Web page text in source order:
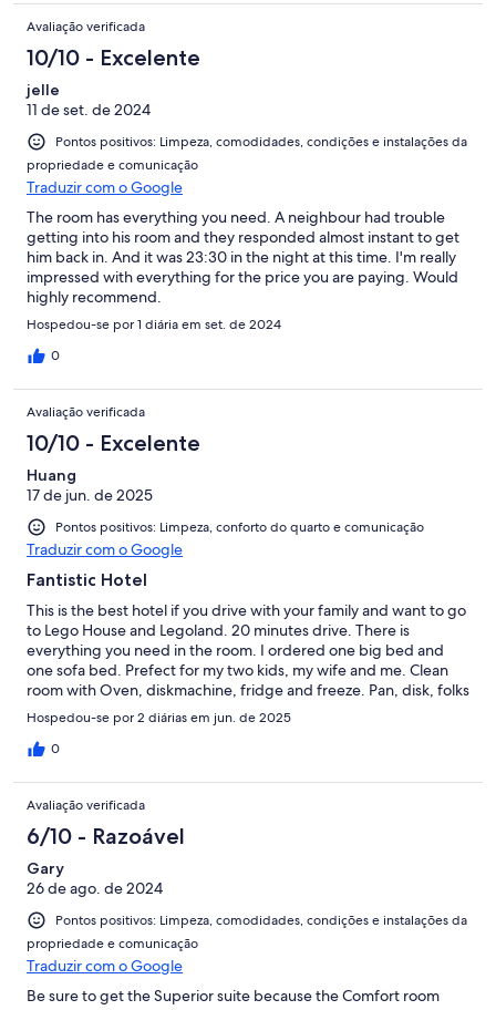
Avaliação verificada
10/10 - Excelente
jelle
11 de set. de 2024
Pontos positivos: Limpeza, comodidades, condições e instalações da
propriedade e comunicação
Traduzir com o Google
The room has everything you need. A neighbour had trouble
getting into his room and they responded almost instant to get
him back in. And it was 23:30 in the night at this time. I'm really
impressed with everything for the price you are paying. Would
highly recommend.
Hospedou-se por 1 diária em set. de 2024
0
Avaliação verificada
10/10 - Excelente
Huang
17 de jun. de 2025
Pontos positivos: Limpeza, conforto do quarto e comunicação
Traduzir com o Google
Fantistic Hotel
This is the best hotel if you drive with your family and want to go
to Lego House and Legoland. 20 minutes drive. There is
everything you need in the room. I ordered one big bed and
one sofa bed. Prefect for my two kids, my wife and me. Clean
room with Oven, diskmachine, fridge and freeze. Pan, disk, folks
and knifves....It is a complete kitchen!!Hot water. Smart TV with
wifi. Check in automatically with code. I love the room so much.
And the price is is definitely worth it.
Hospedou-se por 2 diárias em jun. de 2025
0
Avaliação verificada
6/10 - Razoável
Gary
26 de ago. de 2024
Pontos positivos: Limpeza, comodidades, condições e instalações da
propriedade e comunicação
Traduzir com o Google
Be sure to get the Superior suite because the Comfort room